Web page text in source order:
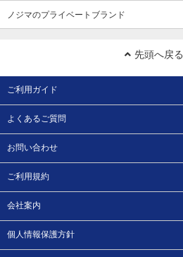
ノジマのプライベートブランド
先頭へ戻る
ご利用ガイド
よくあるご質問
お問い合わせ
ご利用規約
会社案内
個人情報保護方針